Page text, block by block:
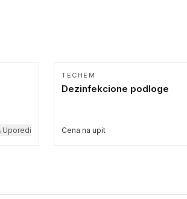
Uporedi
TECHEM
Dezinfekcione podloge
Cena na upit